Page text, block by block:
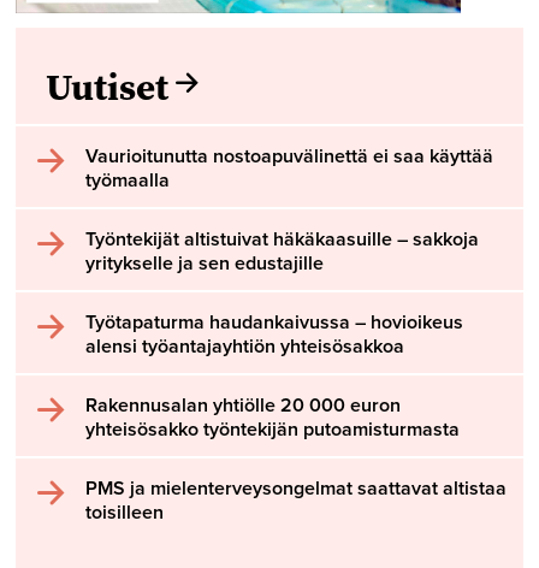
Uutiset
Vaurioitunutta nostoapuvälinettä ei saa käyttää
työmaalla
Työntekijät altistuivat häkäkaasuille – sakkoja
yritykselle ja sen edustajille
Työtapaturma haudankaivussa – hovioikeus
alensi työantajayhtiön yhteisösakkoa
Rakennusalan yhtiölle 20 000 euron
yhteisösakko työntekijän putoamisturmasta
PMS ja mielenterveysongelmat saattavat altistaa
toisilleen